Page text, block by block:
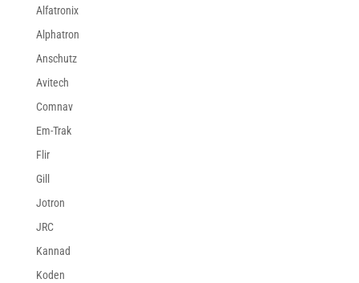
Alfatronix
Alphatron
Anschutz
Avitech
Comnav
Em-Trak
Flir
Gill
Jotron
JRC
Kannad
Koden